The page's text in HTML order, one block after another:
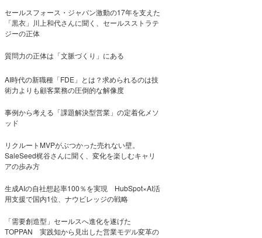
セールスフォース・ジャパン激動の17年を支えた
「黒衣」川上和代さんに聞く、セールスストラテ
ジーの正体
質問力の正体は「文脈づくり」にある
AI時代の新職種「FDE」とは？求められるのは技
術力よりも顧客業務の圧倒的な解像度
事例から考える「課題解決型営業」の定着化メソ
ッド
リクルートMVPがぶつかった売れない壁。
SaleSeed梶谷さんに聞く、変化を楽しむキャリ
アの歩み方
生成AIの自社想起率100％を実現 HubSpot×AI活
用支援で国内1位、ナウビレッジの戦略
「需要創造型」セールスへ進化を遂げた
TOPPAN 実践知から見出した営業モデル変革の